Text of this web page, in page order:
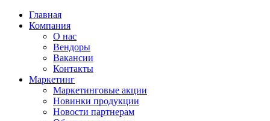
Главная
Компания
О нас
Вендоры
Вакансии
Контакты
Маркетинг
Маркетинговые акции
Новинки продукции
Новости партнерам